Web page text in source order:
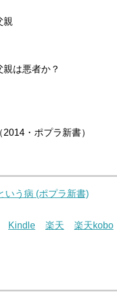
親
は悪者か？
2014・ポプラ新書）
いう病 (ポプラ新書)
Kindle 楽天 楽天kobo